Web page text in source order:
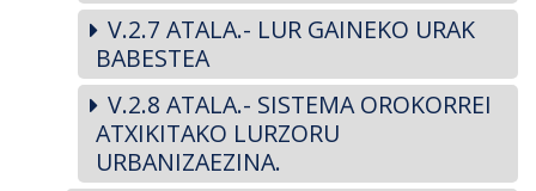
V.2.7 ATALA.- LUR GAINEKO URAK
BABESTEA
V.2.8 ATALA.- SISTEMA OROKORREI
ATXIKITAKO LURZORU
URBANIZAEZINA.